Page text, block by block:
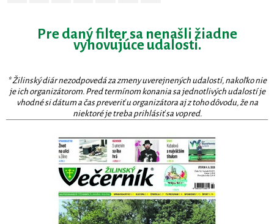
Pre daný filter sa nenašli žiadne
vyhovujúce udalosti.
* Žilinský diár nezodpovedá za zmeny uverejnených udalostí, nakoľko nie
je ich organizátorom. Pred termínom konania sa jednotlivých udalostí je
vhodné si dátum a čas preveriť u organizátora aj z toho dôvodu, že na
niektoré je treba prihlásiť sa vopred.